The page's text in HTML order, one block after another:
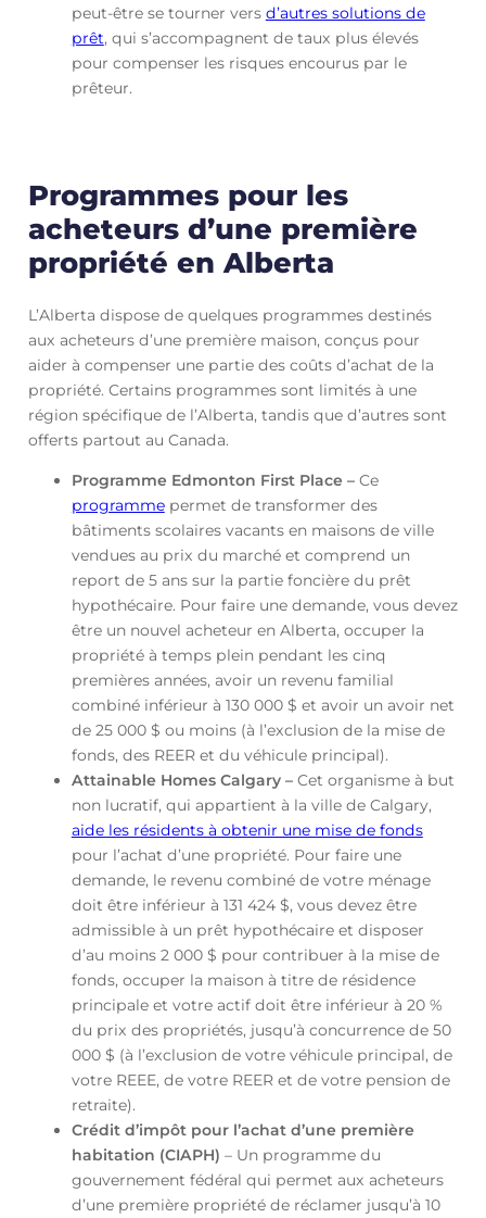
peut-être se tourner vers d’autres solutions de
prêt, qui s’accompagnent de taux plus élevés
pour compenser les risques encourus par le
prêteur.
Programmes pour les
acheteurs d’une première
propriété en Alberta
L’Alberta dispose de quelques programmes destinés
aux acheteurs d’une première maison, conçus pour
aider à compenser une partie des coûts d’achat de la
propriété. Certains programmes sont limités à une
région spécifique de l’Alberta, tandis que d’autres sont
offerts partout au Canada.
Programme Edmonton First Place – Ce
programmepermet de transformer des
bâtiments scolaires vacants en maisons de ville
vendues au prix du marché et comprend un
report de 5 ans sur la partie foncière du prêt
hypothécaire. Pour faire une demande, vous devez
être un nouvel acheteur en Alberta, occuper la
propriété à temps plein pendant les cinq
premières années, avoir un revenu familial
combiné inférieur à 130 000 $ et avoir un avoir net
de 25 000 $ ou moins (à l’exclusion de la mise de
fonds, des REER et du véhicule principal).
Attainable Homes Calgary – Cet organisme à but
non lucratif, qui appartient à la ville de Calgary,
aide les résidents à obtenir une mise de fonds
pour l’achat d’une propriété. Pour faire une
demande, le revenu combiné de votre ménage
doit être inférieur à 131 424 $, vous devez être
admissible à un prêt hypothécaire et disposer
d’au moins 2 000 $ pour contribuer à la mise de
fonds, occuper la maison à titre de résidence
principale et votre actif doit être inférieur à 20 %
du prix des propriétés, jusqu’à concurrence de 50
000 $ (à l’exclusion de votre véhicule principal, de
votre REEE, de votre REER et de votre pension de
retraite).
Crédit d’impôt pour l’achat d’une première
habitation (CIAPH) – Un programme du
gouvernement fédéral qui permet aux acheteurs
d’une première propriété de réclamer jusqu’à 10